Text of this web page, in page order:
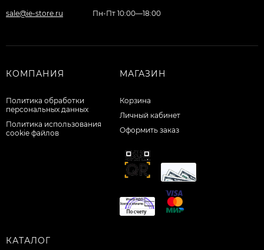
sale@ie-store.ru Пн-Пт 10:00—18:00
КОМПАНИЯ
Политика обработки
персональных данных
Политика использования
cookie файлов
МАГАЗИН
Корзина
Личный кабинет
Оформить заказ
КАТАЛОГ